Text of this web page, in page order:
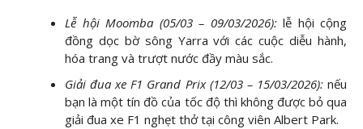
Lễ hội Moomba (05/03 – 09/03/2026): lễ hội cộng
đồng dọc bờ sông Yarra với các cuộc diễu hành,
hóa trang và trượt nước đầy màu sắc.
Giải đua xe F1 Grand Prix (12/03 – 15/03/2026): nếu
bạn là một tín đồ của tốc độ thì không được bỏ qua
giải đua xe F1 nghẹt thở tại công viên Albert Park.